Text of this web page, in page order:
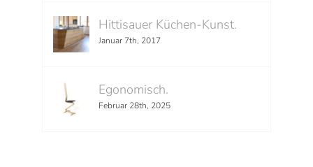
Hittisauer Küchen-Kunst.
Januar 7th, 2017
Egonomisch.
Februar 28th, 2025